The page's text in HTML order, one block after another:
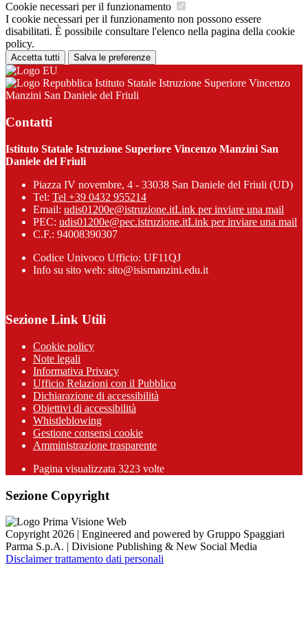
Cookie necessari per il funzionamento
I cookie necessari per il funzionamento non possono essere
disabilitati. È possibile consultare l'elenco nella pagina della cookie
policy.
Accetta tutti Salva le preferenze
Istituto Statale Istruzione Superiore Vincenzo
Manzini San Daniele del Friuli
Contatti
Istituto Statale Istruzione Superiore Vincenzo Manzini San
Daniele del Friuli
Piazza IV novembre, 4 - 33038 San Daniele del Friuli (UD)
Tel: Tel +39 0432 955214
Email: udis01200e@istruzione.itLink per inviare una mail
PEC: udis01200e@pec.istruzione.itLink per inviare una mail
C.F.: 94008390307
Codice Univoco Ufficio: UF11QJ
Info su sito web: sito@isismanzini.edu.it
Sezione Link Utili
Cookie policy
Note legali
Informativa Privacy
Ufficio Relazioni con il Pubblico
Dichiarazione di accessibilità
Obiettivi di accessibilità
Whistleblowing
Gestione consensi cookie
Amministrazione trasparente
Pagina visualizzata 3223 volte
Sezione Copyright
Copyright 2026 | Engineered and powered by Gruppo Spaggiari
Parma S.p.A. | Divisione Publishing & New Social Media
Disclaimer trattamento dati personali